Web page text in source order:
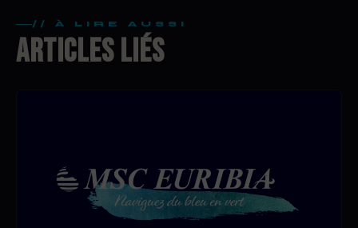
// À LIRE AUSSI
ARTICLES LIÉS